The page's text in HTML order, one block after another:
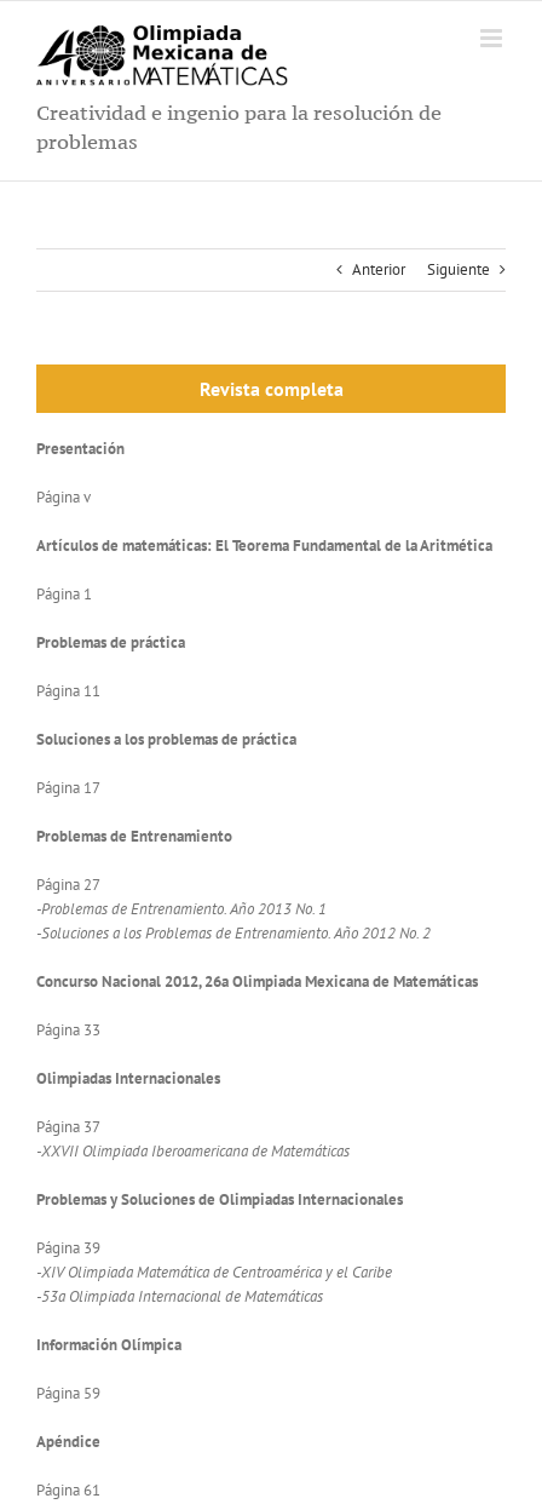
contenido
Creatividad e ingenio para la resolución de
problemas
Anterior Siguiente
Revista completa
Presentación
Página v
Artículos de matemáticas: El Teorema Fundamental de la Aritmética
Página 1
Problemas de práctica
Página 11
Soluciones a los problemas de práctica
Página 17
Problemas de Entrenamiento
Página 27
-Problemas de Entrenamiento. Año 2013 No. 1
-Soluciones a los Problemas de Entrenamiento. Año 2012 No. 2
Concurso Nacional 2012, 26a Olimpiada Mexicana de Matemáticas
Página 33
Olimpiadas Internacionales
Página 37
-XXVII Olimpiada Iberoamericana de Matemáticas
Problemas y Soluciones de Olimpiadas Internacionales
Página 39
-XIV Olimpiada Matemática de Centroamérica y el Caribe
-53a Olimpiada Internacional de Matemáticas
Información Olímpica
Página 59
Apéndice
Página 61